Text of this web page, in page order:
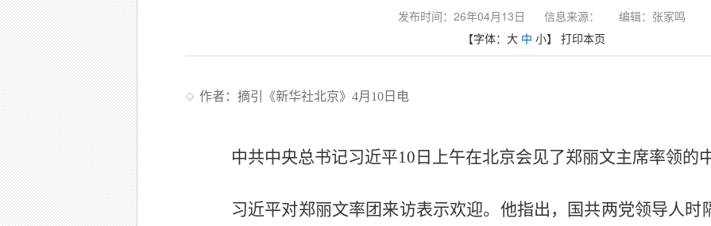
发布时间：26年04月13日 信息来源：
编辑：张家鸣
【字体： 大 中 小】 打印本页
作者：摘引《新华社北京》4月10日电
中共中央总书记习近平10日上午在北京会见了郑丽文主席率领的
习近平对郑丽文率团来访表示欢迎。他指出，国共两党领导人时